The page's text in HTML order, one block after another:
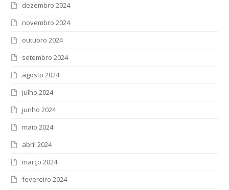
dezembro 2024
novembro 2024
outubro 2024
setembro 2024
agosto 2024
julho 2024
junho 2024
maio 2024
abril 2024
março 2024
fevereiro 2024